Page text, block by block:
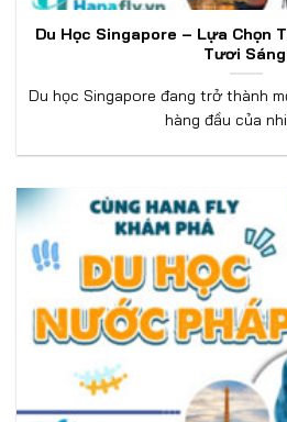
Du Học Singapore – Lựa Chọn
Tươi Sáng
Du học Singapore đang trở thành
hàng đầu của